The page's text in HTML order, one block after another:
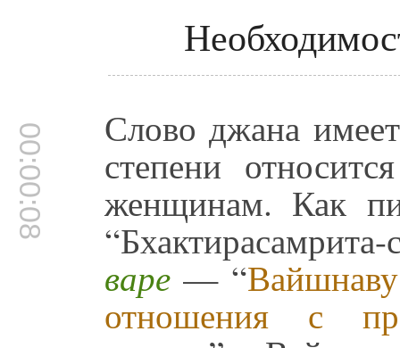
00:00:08 Слово джана
степени
женщинам. Как
варе— “
отношения с